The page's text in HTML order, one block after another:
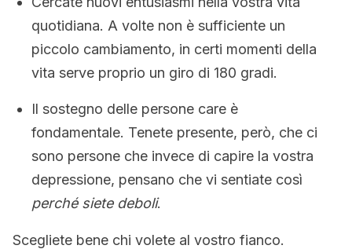
quotidiana. A volte non è sufficiente un
piccolo cambiamento, in certi momenti della
vita serve proprio un giro di 180 gradi.
Il sostegno delle persone care è
fondamentale. Tenete presente, però, che ci
sono persone che invece di capire la vostra
depressione, pensano che vi sentiate così
perché siete deboli.
Scegliete bene chi volete al vostro fianco.